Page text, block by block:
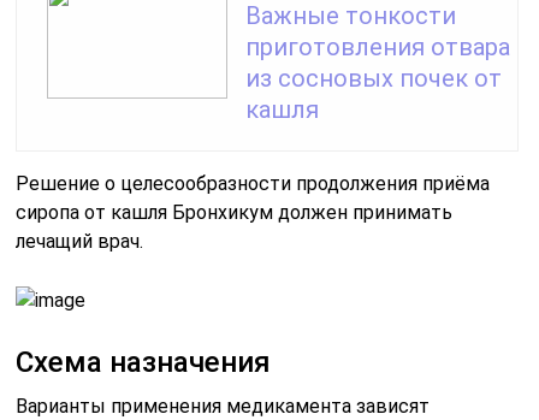
Важные тонкости
приготовления отвара
из сосновых почек от
кашля
Решение о целесообразности продолжения приёма
сиропа от кашля Бронхикум должен принимать
лечащий врач.
Схема назначения
Варианты применения медикамента зависят